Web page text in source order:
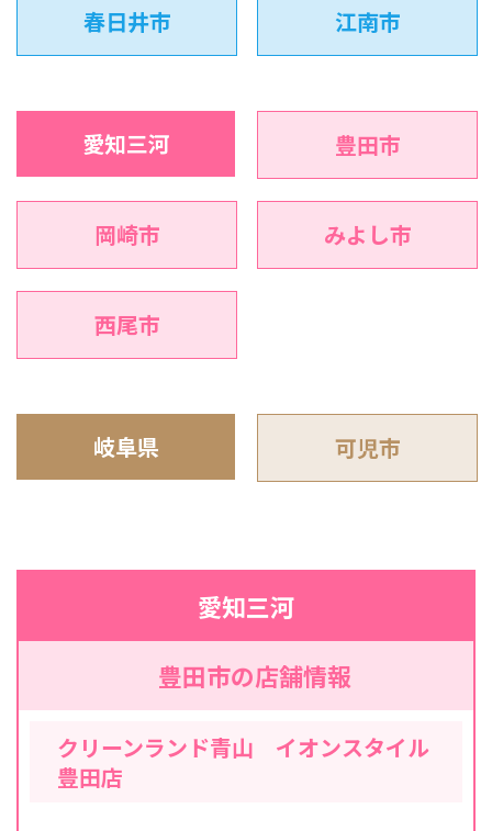
春日井市 江南市
愛知三河 豊田市
岡崎市 みよし市
西尾市
岐阜県 可児市
愛知三河
豊田市の店舗情報
クリーンランド青山 イオンスタイル
豊田店